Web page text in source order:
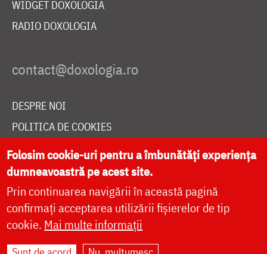
WIDGET DOXOLOGIA
RADIO DOXOLOGIA
DESPRE NOI
POLITICA DE COOKIES
DONEAZĂ ONLINE PENTRU CATEDRALA NAȚIONALĂ
LIVE
Folosim cookie-uri pentru a îmbunătăți experiența
dumneavoastră pe acest site.
Prin continuarea navigării în această pagină
confirmați acceptarea utilizării fișierelor de tip
cookie. Mai multe informații